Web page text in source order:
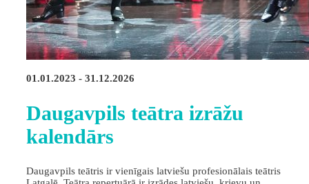
01.01.2023 - 31.12.2026
Daugavpils teātra izrāžu
kalendārs
Daugavpils teātris ir vienīgais latviešu profesionālais teātris